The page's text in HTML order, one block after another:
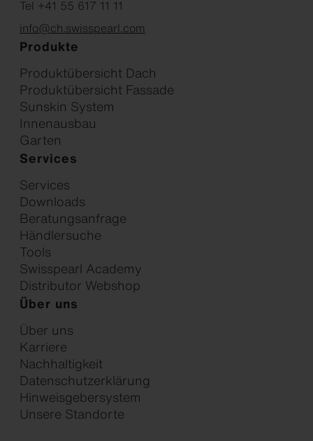
Tel +41 55 617 11 11
info@ch.swisspearl.com
Produkte
Produktübersicht Dach
Produktübersicht Fassade
Sunskin System
Innenausbau
Garten
Services
Services
Downloads
Beratungsanfrage
Händlersuche
Tools
Swisspearl Academy
Distributor Webshop
Über uns
Über uns
Karriere
Nachhaltigkeit
Datenschutzerklärung
Hinweisgebersystem
Unsere Standorte